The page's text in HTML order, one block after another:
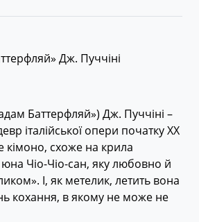
Дж. Пуччіні
Баттерфляй») Дж. Пуччіні –
італійської опери початку ХX
кімоно, схоже на крила
Чіо-Чіо-сан, яку любовно й
І, як метелик, летить вона
кохання, в якому не може не